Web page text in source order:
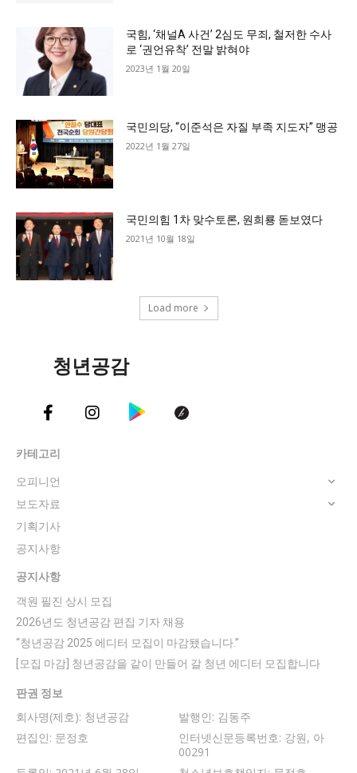
국힘, ‘채널A 사건’ 2심도 무죄, 철저한 수사
로 ‘권언유착’ 전말 밝혀야
2023년 1월 20일
국민의당, “이준석은 자질 부족 지도자” 맹공
2022년 1월 27일
국민의힘 1차 맞수토론, 원희룡 돋보였다
2021년 10월 18일
Load more
청년공감
카테고리
오피니언
보도자료
기획기사
공지사항
공지사항
객원 필진 상시 모집
2026년도 청년공감 편집 기자 채용
“청년공감 2025 에디터 모집이 마감됐습니다.”
[모집 마감] 청년공감을 같이 만들어 갈 청년 에디터 모집합니다
판권 정보
회사명(제호): 청년공감
발행인: 김동주
편집인: 문정호
인터넷신문등록번호: 강원, 아
00291